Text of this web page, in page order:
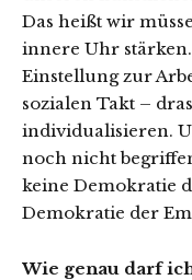
Das heißt wir
innere Uhr
Einstellung zur
sozialen Takt –
individualisieren.
noch nicht
keine Demokratie
Demokratie der
Wie genau darf